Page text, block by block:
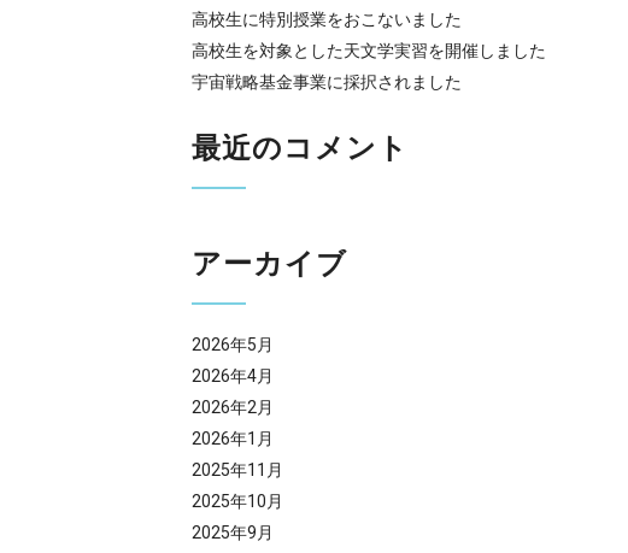
高校生に特別授業をおこないました
高校生を対象とした天文学実習を開催しました
宇宙戦略基金事業に採択されました
最近のコメント
アーカイブ
2026年5月
2026年4月
2026年2月
2026年1月
2025年11月
2025年10月
2025年9月